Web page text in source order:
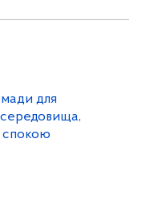
для
спокою